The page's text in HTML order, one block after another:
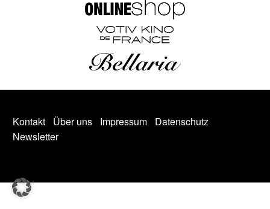
Kontakt Über uns Impressum
Datenschutz
Newsletter